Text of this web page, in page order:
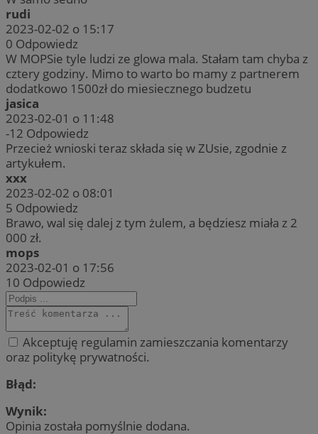
rudi
2023-02-02 o 15:17
0 Odpowiedz
W MOPSie tyle ludzi ze glowa mala. Stałam tam chyba z
cztery godziny. Mimo to warto bo mamy z partnerem
dodatkowo 1500zł do miesiecznego budzetu
jasica
2023-02-01 o 11:48
-12 Odpowiedz
Przecież wnioski teraz składa się w ZUsie, zgodnie z
artykułem.
xxx
2023-02-02 o 08:01
5 Odpowiedz
Brawo, wal się dalej z tym żulem, a będziesz miała z 2
000 zł.
mops
2023-02-01 o 17:56
10 Odpowiedz
Akceptuję regulamin zamieszczania komentarzy
oraz politykę prywatności.
Błąd:
Wynik:
Opinia została pomyślnie dodana.